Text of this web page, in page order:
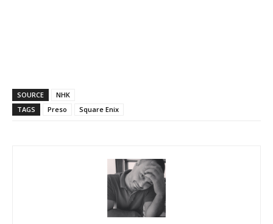
SOURCE
NHK
TAGS
Preso Square Enix